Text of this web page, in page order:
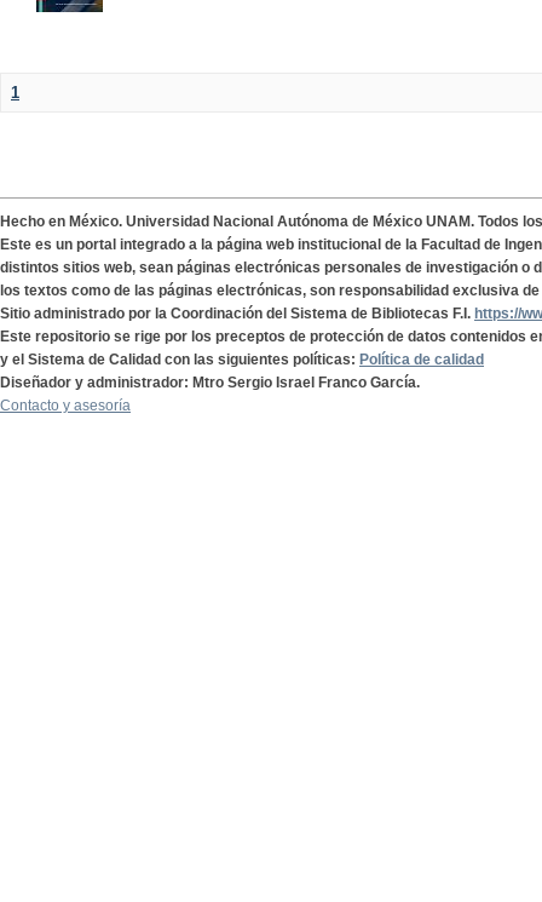
1
Hecho en México. Universidad Nacional Autónoma de México UNAM. Todos
Este es un portal integrado a la página web institucional de la Facultad de
distintos sitios web, sean páginas electrónicas personales de investigación o
los textos como de las páginas electrónicas, son responsabilidad exclusiva
Sitio administrado por la Coordinación del Sistema de Bibliotecas F.I. https://
Este repositorio se rige por los preceptos de protección de datos contenidos
y el Sistema de Calidad con las siguientes políticas: Política de calidad
Diseñador y administrador: Mtro Sergio Israel Franco García.
Contacto y asesoría